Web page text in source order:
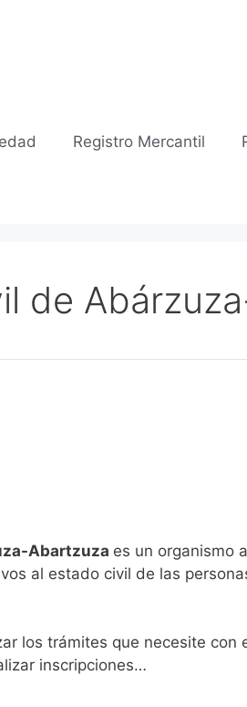
Registro Mercantil
de
Abartzuza es un organismo
al estado civil de las
los trámites que necesite
inscripciones…